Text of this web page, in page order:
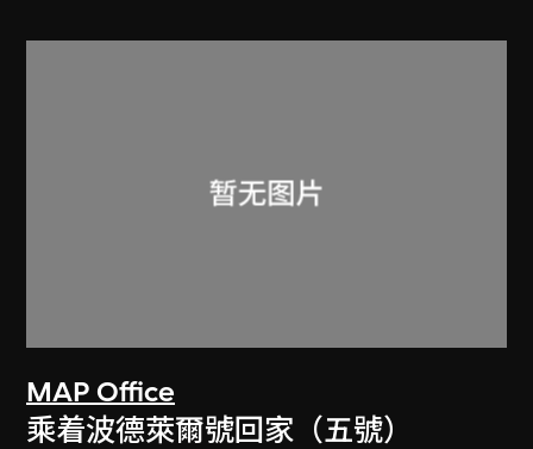
MAP Office
乘着波德萊爾號回家（五號）